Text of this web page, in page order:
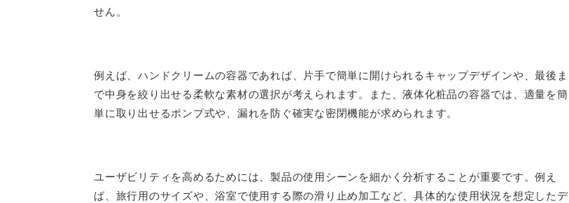
せん。
例えば、ハンドクリームの容器であれば、片手で簡単に開けられるキャップデザインや、最後ま
で中身を絞り出せる柔軟な素材の選択が考えられます。また、液体化粧品の容器では、適量を簡
単に取り出せるポンプ式や、漏れを防ぐ確実な密閉機能が求められます。
ユーザビリティを高めるためには、製品の使用シーンを細かく分析することが重要です。例え
ば、旅行用のサイズや、浴室で使用する際の滑り止め加工など、具体的な使用状況を想定したデ